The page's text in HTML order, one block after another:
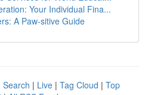
Your Individual Fina...
A Paw-sitive Guide
Search | Live | Tag Cloud | Top